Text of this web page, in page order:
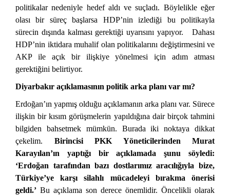
politikalar nedeniyle hedef aldı ve suçladı. Böylelikle eğer
olası bir süreç başlarsa HDP’nin izlediği bu politikayla
sürecin dışında kalması gerektiği uyarısını yapıyor. Dahası
HDP’nin iktidara muhalif olan politikalarını değiştirmesini ve
AKP ile açık bir ilişkiye yönelmesi için adım atması
gerektiğini belirtiyor.
Diyarbakır açıklamasının politik arka planı var mı?
Erdoğan’ın yapmış olduğu açıklamanın arka planı var. Sürece
ilişkin bir kısım görüşmelerin yapıldığına dair birçok tahmini
bilgiden bahsetmek mümkün. Burada iki noktaya dikkat
çekelim. Birincisi PKK Yöneticilerinden Murat
Karayılan’ın yaptığı bir açıklamada şunu söyledi:
‘Erdoğan tarafından bazı dostlarımız aracılığıyla bize,
Türkiye’ye karşı silahlı mücadeleyi bırakma önerisi
geldi.’ Bu açıklama son derece önemlidir. Öncelikli olarak